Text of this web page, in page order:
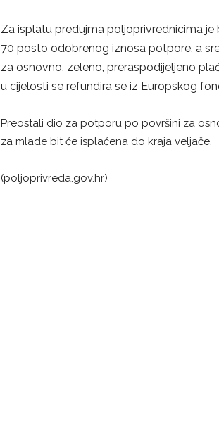
Za isplatu predujma poljoprivrednicima
70 posto odobrenog iznosa potpore, a
za osnovno, zeleno, preraspodijeljeno
u cijelosti se refundira se iz Europskog
Preostali dio za potporu po površini za
za mlade bit će isplaćena do kraja veljače.
(poljoprivreda.gov.hr)